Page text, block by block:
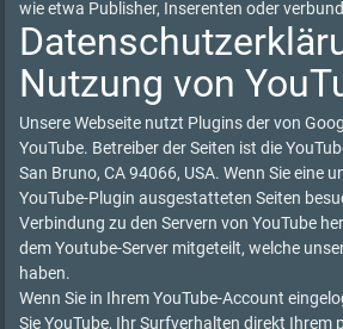
wie etwa Publisher, Inserenten oder
Nutzung von
Unsere Webseite nutzt Plugins der von
YouTube. Betreiber der Seiten ist die
San Bruno, CA 94066, USA. Wenn Sie eine
YouTube-Plugin ausgestatteten Seiten
Verbindung zu den Servern von YouTube
dem Youtube-Server mitgeteilt, welche
haben.
Wenn Sie in Ihrem YouTube-Account
Sie YouTube, Ihr Surfverhalten direkt Ihrem